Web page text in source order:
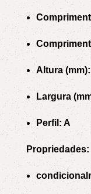
Altura
Largura
Perfil: A
Propriedades: